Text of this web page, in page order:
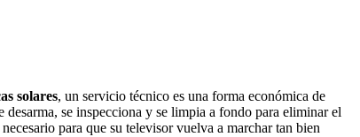
solares, un servicio técnico es una forma económica de
se inspecciona y se limpia a fondo para eliminar el
para que su televisor vuelva a marchar tan bien